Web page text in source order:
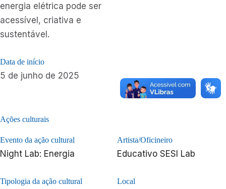
energia elétrica pode ser
acessível, criativa e
sustentável.
Data de início
5 de junho de 2025
Ações culturais
Evento da ação cultural
Night Lab: Energia
Tipologia da ação cultural
Artista/Oficineiro
Educativo SESI Lab
Local